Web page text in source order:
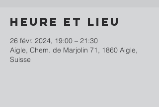
Heure et lieu
26 févr. 2024, 19:00 – 21:30
Aigle, Chem. de Marjolin 71, 1860 Aigle,
Suisse